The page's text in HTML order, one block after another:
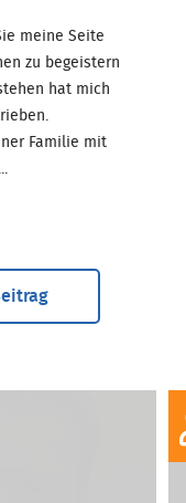
meine Seite
zu begeistern
hat mich
Familie mit